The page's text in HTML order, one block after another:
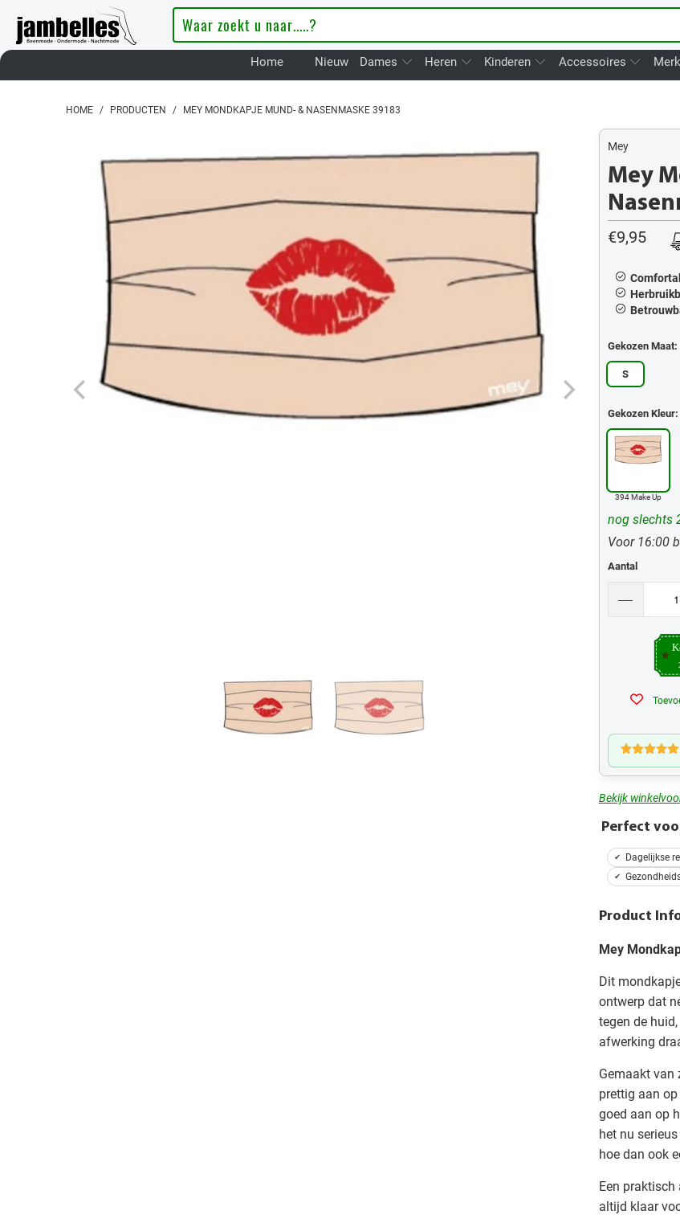
Home Nieuw Dames Heren Kinderen Accessoires
HOME / PRODUCTEN / MEY MONDKAPJE MUND- & NASENMASKE 39183
Mey
Mey
€9,95
Gekozen Maat:
S
Gekozen Kleur:
394 Make Up
nog slechts
Voor 16:00
Aantal
Bekijk
Perfect
Dagelijkse
Product
Mey
Dit
ontwerp dat
tegen de
afwerking
Gemaakt van
prettig aan
goed aan op
het nu
hoe dan ook
Een
altijd klaar